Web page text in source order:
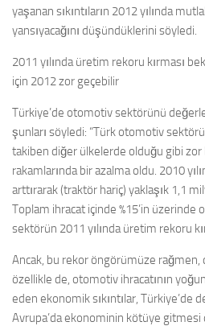
yaşanan sıkıntıların 2012 yılında
yansıyacağını düşündüklerini söyledi.
2011 yılında üretim rekoru kırması
için 2012 zor geçebilir
Türkiye’de otomotiv sektörünü
şunları söyledi: “Türk otomotiv
takiben diğer ülkelerde olduğu gibi
rakamlarında bir azalma oldu. 2010
arttırarak (traktör hariç) yaklaşık 1,1
Toplam ihracat içinde %15’in üzerinde
sektörün 2011 yılında üretim rekoru
Ancak, bu rekor öngörümüze
özellikle de, otomotiv ihracatının
eden ekonomik sıkıntılar, Türkiye’de
Avrupa’da ekonominin kötüye gitmesi